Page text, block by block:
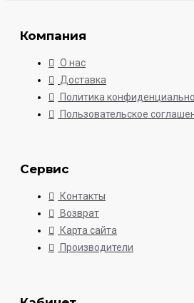
Компания
О нас
Доставка
Политика
Пользовательское
Сервис
Контакты
Возврат
Карта сайта
Производители